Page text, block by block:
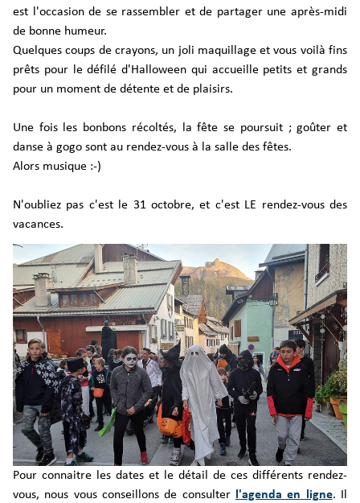
est l'occasion de se rassembler et de partager une après-midi
de bonne humeur.
Quelques coups de crayons, un joli maquillage et vous voilà fins
prêts pour le défilé d'Halloween qui accueille petits et grands
pour un moment de détente et de plaisirs.
Une fois les bonbons récoltés, la fête se poursuit ; goûter et
danse à gogo sont au rendez-vous à la salle des fêtes.
Alors musique :-)
N'oubliez pas c'est le 31 octobre, et c'est LE rendez-vous des
vacances.
Pour connaitre les dates et le détail de ces différents rendez-
vous, nous vous conseillons de consulter
l'agenda en ligne. Il